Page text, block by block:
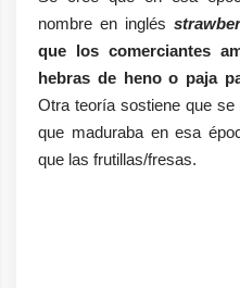
nombre en inglés
que los comerciantes
hebras de heno o paja
Otra teoría sostiene que se
que maduraba en esa
que las frutillas/fresas.